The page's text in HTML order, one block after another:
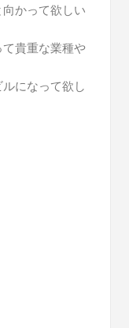
かって欲しい
貴重な業種や
になって欲し